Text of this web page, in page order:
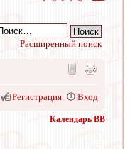
Расширенный поиск
Регистрация Вход
Календарь ВВ